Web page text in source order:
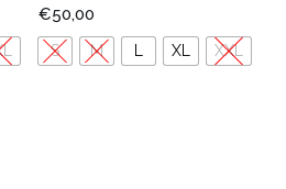
€50,00
S M XL XXL